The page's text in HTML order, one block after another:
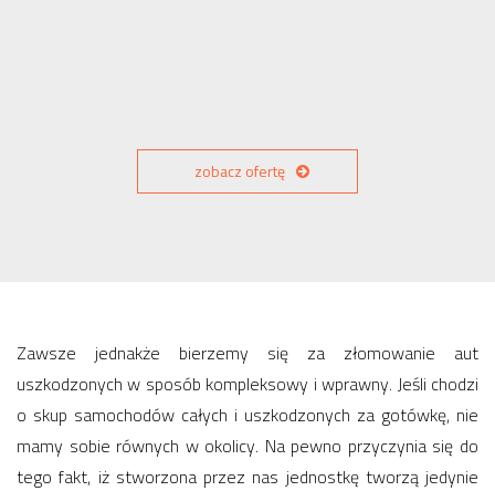
zobacz ofertę
Zawsze jednakże bierzemy się za złomowanie aut
uszkodzonych w sposób kompleksowy i wprawny. Jeśli chodzi
o skup samochodów całych i uszkodzonych za gotówkę, nie
mamy sobie równych w okolicy. Na pewno przyczynia się do
tego fakt, iż stworzona przez nas jednostkę tworzą jedynie